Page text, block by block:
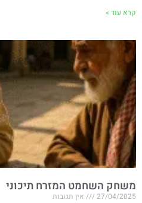
קרא עוד »
משחק השחמט המזרח תיכוני
27/04/2025 אין תגובות